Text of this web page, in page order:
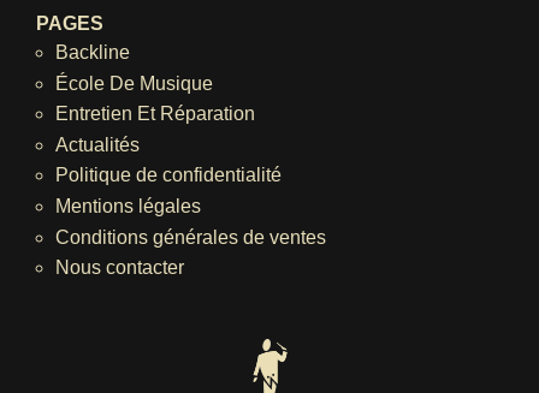
PAGES
Backline
École De Musique
Entretien Et Réparation
Actualités
Politique de confidentialité
Mentions légales
Conditions générales de ventes
Nous contacter